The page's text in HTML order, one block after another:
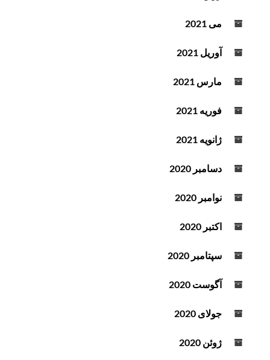
می 2021
آوریل 2021
مارس 2021
فوریه 2021
ژانویه 2021
دسامبر 2020
نوامبر 2020
اکتبر 2020
سپتامبر 2020
آگوست 2020
جولای 2020
ژوئن 2020